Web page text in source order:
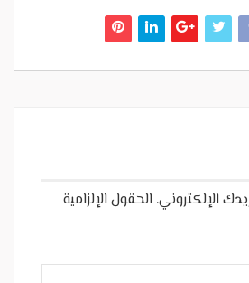
الإلكتروني. الحقول الإلزامية